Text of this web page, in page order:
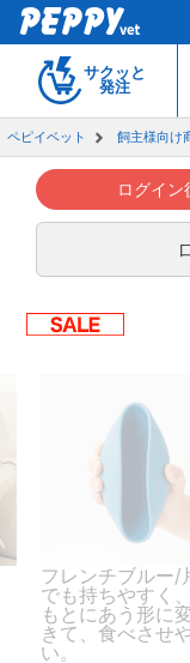
サクッと
発注
ペピイベット 飼主様向け
ログイ
ンチブルー/片手
持ちやすく、口の
にあう形に変形で
、食べさせやす